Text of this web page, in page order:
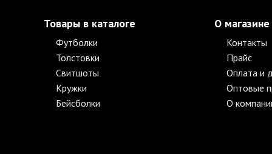
Товары в каталоге
Футболки
Толстовки
Свитшоты
Кружки
Бейсболки
О магазине
Контакты
Прайс
Оплата и
Оптовые
О